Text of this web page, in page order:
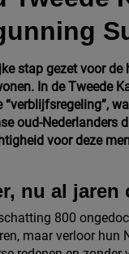
stap gezet voor
In de Tweede
oud-Nederlanders
voor deze
nu al jaren
800
maar verloor